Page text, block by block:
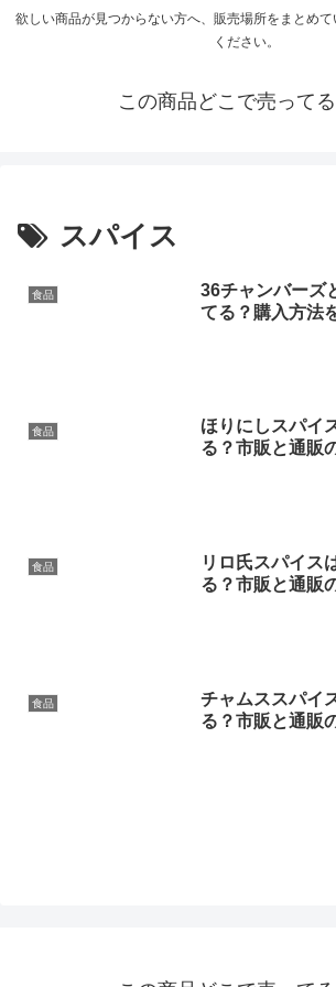
欲しい商品が見つからない方へ、販売場所をまとめ
ください。
この商品どこで売ってる
スパイス
食品
36チャンバーズ
てる？購入方法
食品
ほりにしスパイ
る？市販と通販
食品
リロ氏スパイス
る？市販と通販
食品
チャムススパイ
る？市販と通販